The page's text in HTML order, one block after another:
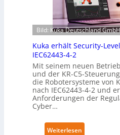
Bild: Kuka Deutschland GmbH
Kuka erhält Security-
IEC62443-4-2
Mit seinem neuen
und der KR-C5-
die Robotersysteme von
nach IEC62443-4-2 und
Anforderungen der
Cyber…
Weiterlesen